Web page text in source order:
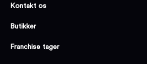
Kontakt os
Butikker
Franchise tager